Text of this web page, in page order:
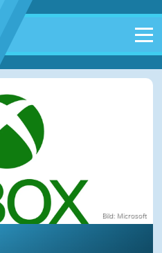
Bild: Microsoft